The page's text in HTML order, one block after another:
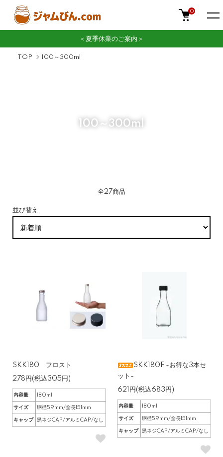
0
＜夏季休業のご案内＞
TOP 100～300ml
100～300ml
全27商品
並び替え
SKK180 フロスト
278円(税込305円)
内容量 180ml
サイズ 胴径59mm/全長151mm
キャップ 黒ネジCAP/アルミCAP/なし
SKK180F -お得な3本セ
ット-
621円(税込683円)
内容量 180ml
サイズ 胴径59mm/全長151mm
キャップ 黒ネジCAP/アルミCAP/なし